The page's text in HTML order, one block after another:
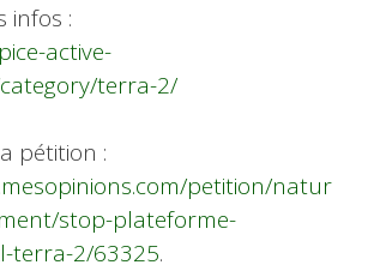
infos :
active-
terra-2/
pétition :
petition/natur
stop-plateforme-
terra-2/63325.